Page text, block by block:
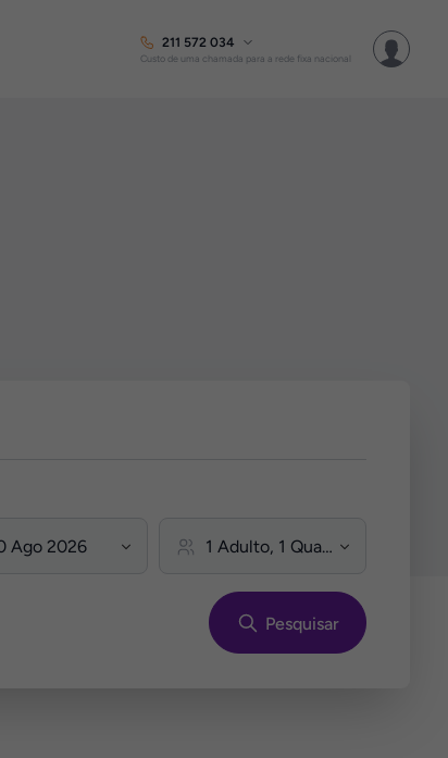
211 572 034
Custo de uma chamada para a rede fixa nacional
Pesquisar